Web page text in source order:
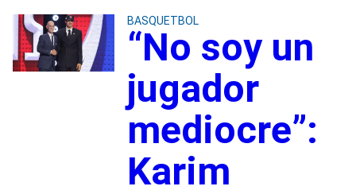
BASQUETBOL
“No soy un
jugador
mediocre”:
Karim